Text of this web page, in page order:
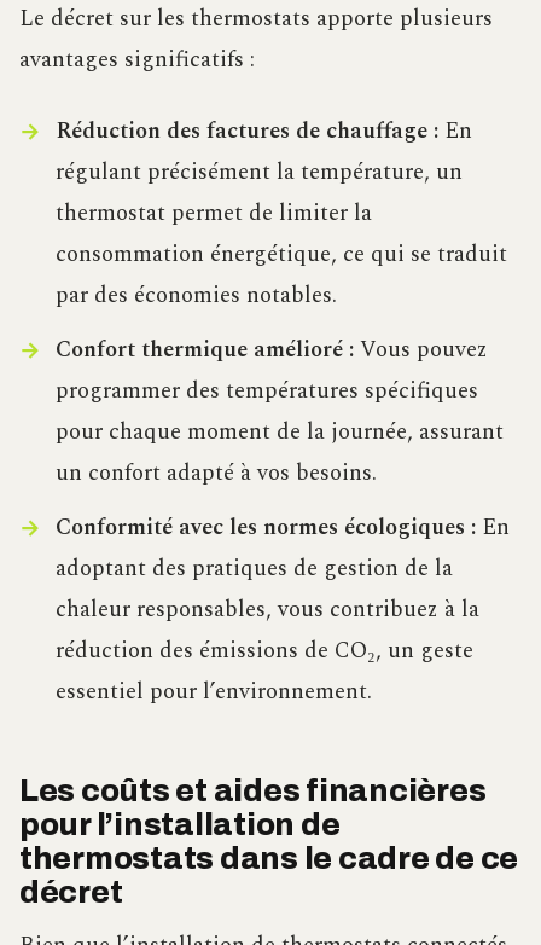
Le décret sur les thermostats apporte plusieurs
avantages significatifs :
Réduction des factures de chauffage :En
régulant précisément la température, un
thermostat permet de limiter la
consommation énergétique, ce qui se traduit
par des économies notables.
Confort thermique amélioré :Vous pouvez
programmer des températures spécifiques
pour chaque moment de la journée, assurant
un confort adapté à vos besoins.
Conformité avec les normes écologiques :En
adoptant des pratiques de gestion de la
chaleur responsables, vous contribuez à la
réduction des émissions de CO₂, un geste
essentiel pour l’environnement.
Les coûts et aides financières
pour l’installation de
thermostats dans le cadre de ce
décret